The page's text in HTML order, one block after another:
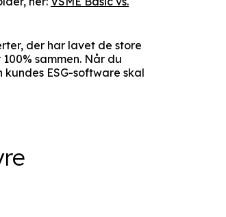
der har lavet de store
sammen. Når du
ESG-software skal